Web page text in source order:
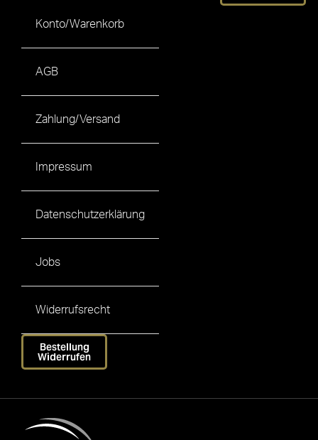
Konto/Warenkorb
AGB
Zahlung/Versand
Impressum
Datenschutzerklärung
Jobs
Widerrufsrecht
Bestellung
Widerrufen